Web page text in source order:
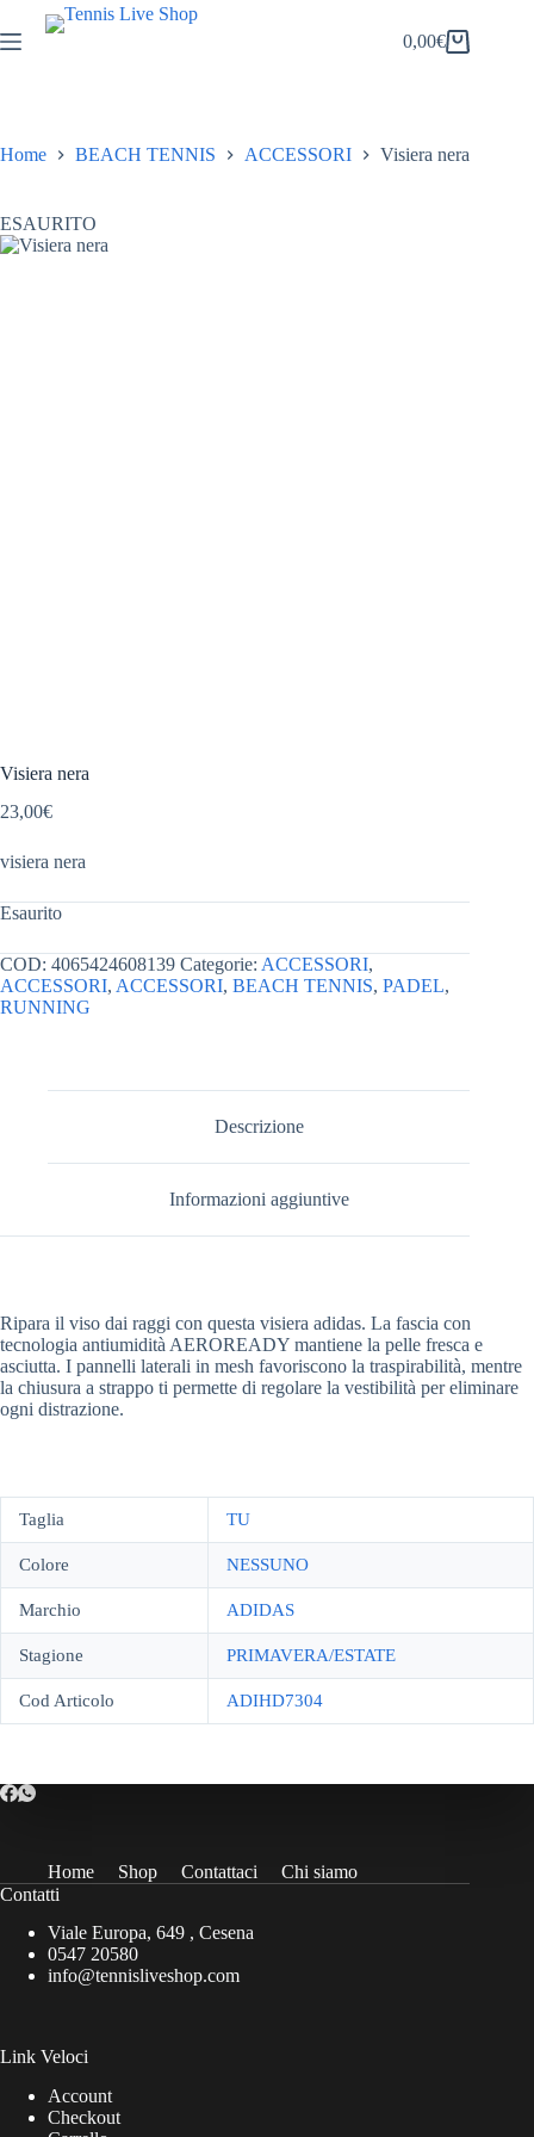
al
contenuto
Carrello
0,00€
Home BEACH TENNIS ACCESSORI Visiera nera
ESAURITO
Visiera nera
23,00€
visiera nera
Esaurito
COD: 4065424608139 Categorie: ACCESSORI,
ACCESSORI, ACCESSORI, BEACH TENNIS, PADEL,
RUNNING
Descrizione
Informazioni aggiuntive
Ripara il viso dai raggi con questa visiera adidas. La fascia con
tecnologia antiumidità AEROREADY mantiene la pelle fresca e
asciutta. I pannelli laterali in mesh favoriscono la traspirabilità, mentre
la chiusura a strappo ti permette di regolare la vestibilità per eliminare
ogni distrazione.
Taglia TU
Colore NESSUNO
Marchio ADIDAS
Stagione PRIMAVERA/ESTATE
Cod Articolo ADIHD7304
Home Shop Contattaci
Chi siamo
Contatti
Viale Europa, 649 , Cesena
0547 20580
info@tennisliveshop.com
Link Veloci
Account
Checkout